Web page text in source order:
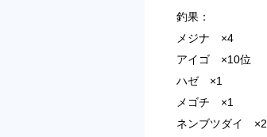
釣果：
メジナ ×4
アイゴ ×10位
ハゼ ×1
メゴチ ×1
ネンブツダイ ×2